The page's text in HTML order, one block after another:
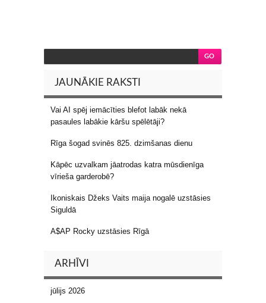
JAUNĀKIE RAKSTI
Vai AI spēj iemācīties blefot labāk nekā
pasaules labākie kāršu spēlētāji?
Rīga šogad svinēs 825. dzimšanas dienu
Kāpēc uzvalkam jāatrodas katra mūsdienīga
vīrieša garderobē?
Ikoniskais Džeks Vaits maija nogalē uzstāsies
Siguldā
A$AP Rocky uzstāsies Rīgā
ARHĪVI
jūlijs 2026